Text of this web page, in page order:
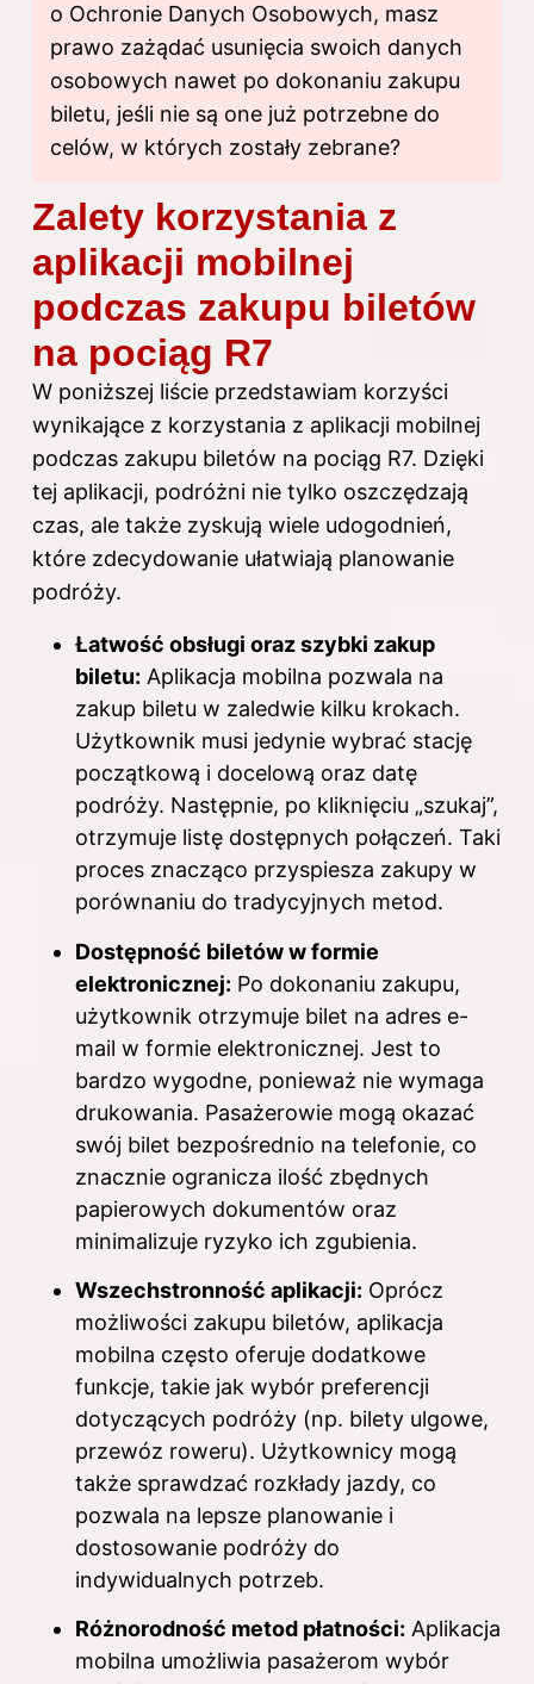
o Ochronie Danych Osobowych, masz
prawo zażądać usunięcia swoich danych
osobowych nawet po dokonaniu zakupu
biletu, jeśli nie są one już potrzebne do
celów, w których zostały zebrane?
Zalety korzystania z
aplikacji mobilnej
podczas zakupu biletów
na pociąg R7
W poniższej liście przedstawiam korzyści
wynikające z korzystania z aplikacji mobilnej
podczas zakupu biletów na pociąg R7. Dzięki
tej aplikacji, podróżni nie tylko oszczędzają
czas, ale także zyskują wiele udogodnień,
które zdecydowanie ułatwiają planowanie
podróży.
Łatwość obsługi oraz szybki zakup
biletu: Aplikacja mobilna pozwala na
zakup biletu w zaledwie kilku krokach.
Użytkownik musi jedynie wybrać stację
początkową i docelową oraz datę
podróży. Następnie, po kliknięciu „szukaj”,
otrzymuje listę dostępnych połączeń. Taki
proces znacząco przyspiesza zakupy w
porównaniu do tradycyjnych metod.
Dostępność biletów w formie
elektronicznej: Po dokonaniu zakupu,
użytkownik otrzymuje bilet na adres e-
mail w formie elektronicznej. Jest to
bardzo wygodne, ponieważ nie wymaga
drukowania. Pasażerowie mogą okazać
swój bilet bezpośrednio na telefonie, co
znacznie ogranicza ilość zbędnych
papierowych dokumentów oraz
minimalizuje ryzyko ich zgubienia.
Wszechstronność aplikacji: Oprócz
możliwości zakupu biletów, aplikacja
mobilna często oferuje dodatkowe
funkcje, takie jak wybór preferencji
dotyczących podróży (np. bilety ulgowe,
przewóz roweru). Użytkownicy mogą
także sprawdzać rozkłady jazdy, co
pozwala na lepsze planowanie i
dostosowanie podróży do
indywidualnych potrzeb.
Różnorodność metod płatności: Aplikacja
mobilna umożliwia pasażerom wybór